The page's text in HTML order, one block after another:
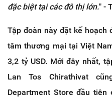
đặc biệt tại các đô thị lớn." -
Tập đoàn này đặt kế hoạch
tâm thương mại tại Việt
3,2 tỷ USD. Mới đây nhất,
Lan Tos Chirathivat
Department Store đầu tiên